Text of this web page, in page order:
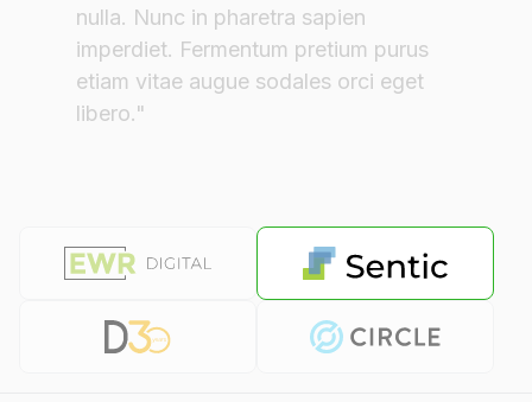
nulla. Nunc in pharetra sapien
imperdiet. Fermentum pretium purus
etiam vitae augue sodales orci eget
libero."